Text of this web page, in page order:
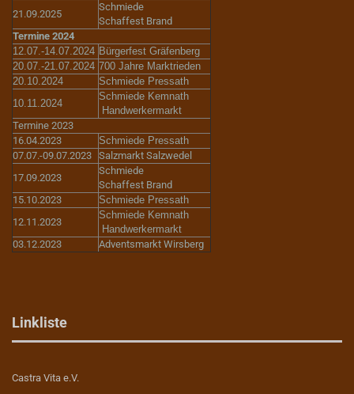
21.09.2025
Schmiede
Schaffest Brand
Termine 2024
12.07.-14.07.2024 Bürgerfest Gräfenberg
20.07.-21.07.2024 700 Jahre Marktrieden
20.10.2024
Schmiede Pressath
10.11.2024
Schmiede Kemnath
Handwerkermarkt
Termine 2023
16.04.2023
Schmiede Pressath
07.07.-09.07.2023 Salzmarkt Salzwedel
17.09.2023
Schmiede
Schaffest Brand
15.10.2023
Schmiede Pressath
12.11.2023
Schmiede Kemnath
Handwerkermarkt
03.12.2023
Adventsmarkt Wirsberg
Linkliste
Castra Vita e.V.